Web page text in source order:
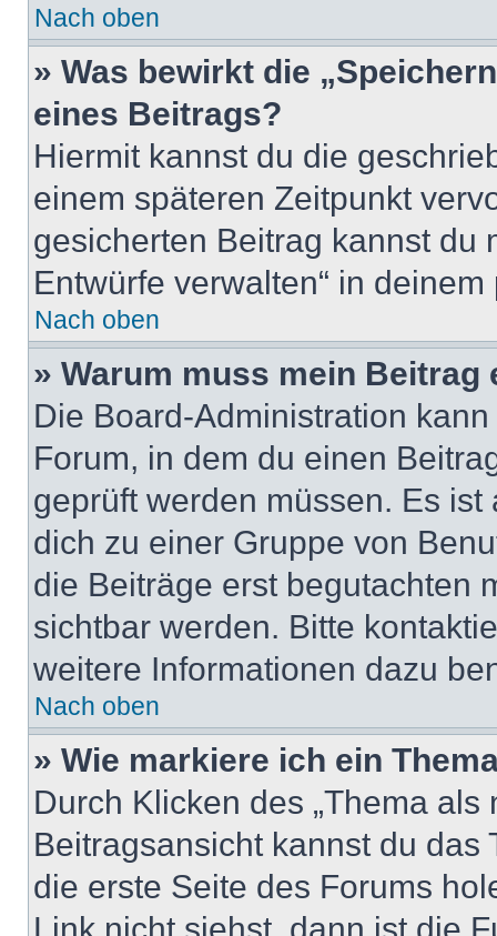
Nach oben
» Was bewirkt die
eines Beitrags?
Hiermit kannst du die
einem späteren Zeitpunkt
gesicherten Beitrag kannst du
Entwürfe verwalten“ in
Nach oben
» Warum muss mein
Die Board-Administration
Forum, in dem du einen
geprüft werden müssen. Es
dich zu einer Gruppe von
die Beiträge erst begutachten
sichtbar werden. Bitte
weitere Informationen dazu
Nach oben
» Wie markiere ich ein
Durch Klicken des „Thema
Beitragsansicht kannst du
die erste Seite des Forums